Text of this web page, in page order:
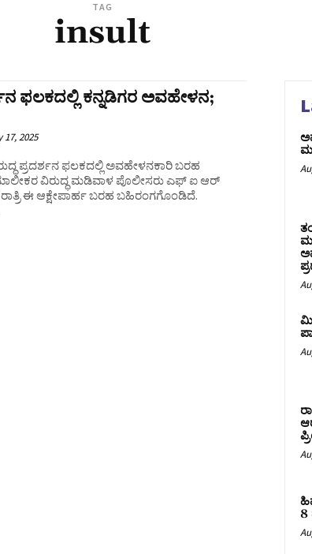
TAG
insult
ಫಲಕದಲ್ಲಿ ಕನ್ನಡಿಗರ ಅವಹೇಳನ;
17, 2025
ಪ್ರದರ್ಶನ ಫಲಕದಲ್ಲಿ ಅವಹೇಳನಕಾರಿ ಬರಹ
ವಿರುದ್ಧ ಮಡಿವಾಳ ಪೊಲೀಸರು ಎಫ್ ಐ ಆರ್
ರಾತ್ರಿ ಈ ಆಕ್ಷೇಪಾರ್ಹ ಬರಹ ಬಹಿರಂಗಗೊಂಡಿದೆ.
8